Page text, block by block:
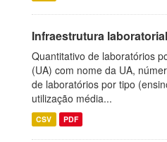
Infraestrutura laboratorial
Quantitativo de laboratórios
(UA) com nome da UA,
de laboratórios por tipo
utilização média...
CSV PDF